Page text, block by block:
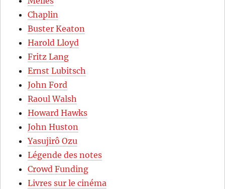
Chaplin
Buster Keaton
Harold Lloyd
Fritz Lang
Ernst Lubitsch
John Ford
Raoul Walsh
Howard Hawks
John Huston
Yasujirô Ozu
Légende des notes
Crowd Funding
Livres sur le cinéma